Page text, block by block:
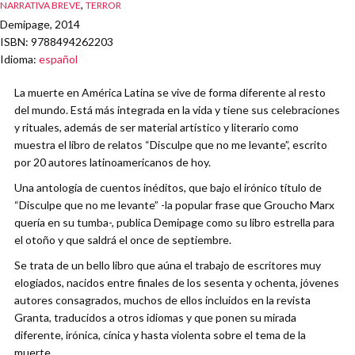
NARRATIVA BREVE, TERROR
Demipage, 2014
ISBN: 9788494262203
Idioma: español
La muerte en América Latina se vive de forma diferente al resto
del mundo. Está más integrada en la vida y tiene sus celebraciones
y rituales, además de ser material artístico y literario como
muestra el libro de relatos “Disculpe que no me levante”, escrito
por 20 autores latinoamericanos de hoy.
Una antología de cuentos inéditos, que bajo el irónico título de
“Disculpe que no me levante” -la popular frase que Groucho Marx
quería en su tumba-, publica Demipage como su libro estrella para
el otoño y que saldrá el once de septiembre.
Se trata de un bello libro que aúna el trabajo de escritores muy
elogiados, nacidos entre finales de los sesenta y ochenta, jóvenes
autores consagrados, muchos de ellos incluidos en la revista
Granta, traducidos a otros idiomas y que ponen su mirada
diferente, irónica, cínica y hasta violenta sobre el tema de la
muerte.